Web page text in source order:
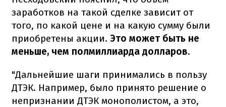
заработков на такой сделке зависит от
того, по какой цене и на какую сумму были
приобретены акции. Это может быть не
меньше, чем полмиллиарда долларов.
"Дальнейшие шаги принимались в пользу
ДТЭК. Например, было принято решение о
непризнании ДТЭК монополистом, а это,